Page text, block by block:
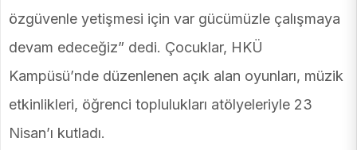
özgüvenle yetişmesi için var gücümüzle çalışmaya
devam edeceğiz” dedi. Çocuklar, HKÜ
Kampüsü’nde düzenlenen açık alan oyunları, müzik
etkinlikleri, öğrenci toplulukları atölyeleriyle 23
Nisan’ı kutladı.